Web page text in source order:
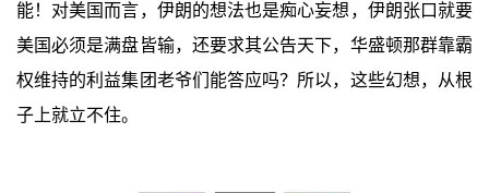
能！对美国而言，伊朗的想法也是痴心妄想，伊朗张口就要
美国必须是满盘皆输，还要求其公告天下，华盛顿那群靠霸
权维持的利益集团老爷们能答应吗？所以，这些幻想，从根
子上就立不住。